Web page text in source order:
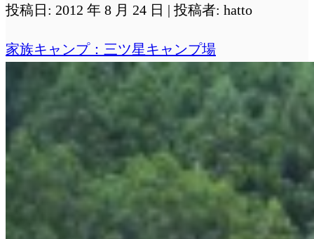
投稿日: 2012 年 8 月 24 日 | 投稿者: hatto
家族キャンプ：三ツ星キャンプ場